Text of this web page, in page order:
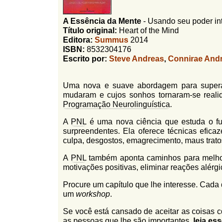
r
i
o
d
b
u
s
c
a
f
i
n
h
o
A Essência da Mente - Usando seu poder
Título original: Heart of the Mind
Editora: Summus 2014
ISBN: 8532304176
Escrito por: Steve Andreas, Connirae
Uma nova e suave abordagem para
mudaram e cujos sonhos tornaram-se
Programação Neurolinguística.
A PNL é uma nova ciência que estuda o
surpreendentes. Ela oferece técnicas
culpa, desgostos, emagrecimento, maus
A PNLtambém aponta caminhos para
motivações positivas, eliminar reações
Procure um capítulo que lhe interesse.
um workshop.
Se você está cansado de aceitar as coisas